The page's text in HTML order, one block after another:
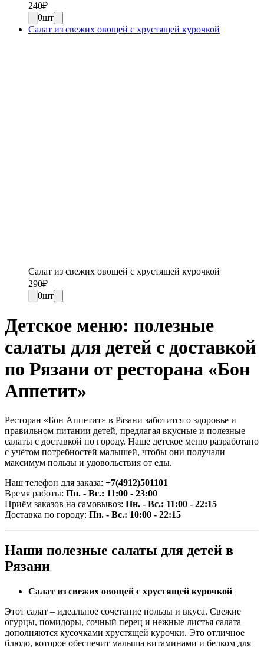
240₽
0шт
Салат из свежих овощей с хрустящей курочкой
Салат из свежих овощей с хрустящей курочкой
290₽
0шт
Детское меню: полезные
салаты для детей с доставкой
по Рязани от ресторана «Бон
Аппетит»
Ресторан «Бон Аппетит» в Рязани заботится о здоровье и
правильном питании детей, предлагая вкусные и полезные
салаты с доставкой по городу. Наше детское меню разработано
с учётом потребностей малышей, чтобы они получали
максимум пользы и удовольствия от еды.
Наш телефон для заказа: +7(4912)501101
Время работы: Пн. - Вс.: 11:00 - 23:00
Приём заказов на самовывоз: Пн. - Вс.: 11:00 - 22:15
Доставка по городу: Пн. - Вс.: 10:00 - 22:15
Наши полезные салаты для детей в
Рязани
Салат из свежих овощей с хрустящей курочкой
Этот салат – идеальное сочетание пользы и вкуса. Свежие
огурцы, помидоры, сочный перец и нежные листья салата
дополняются кусочками хрустящей курочки. Это отличное
блюдо, которое обеспечит малыша витаминами и белком для